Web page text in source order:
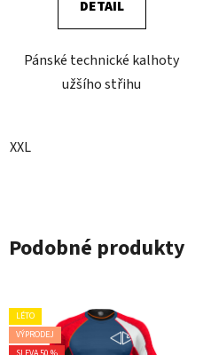
DETAIL
Pánské technické kalhoty
užšího střihu
XXL
Podobné produkty
LÉTO
VÝPRODEJ